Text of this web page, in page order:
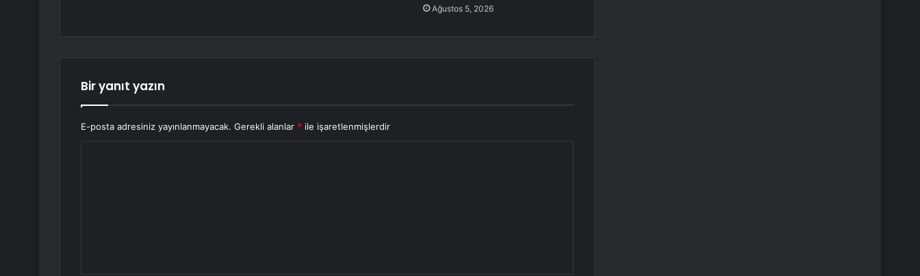
Ağustos 5, 2026
Bir yanıt yazın
E-posta adresiniz yayınlanmayacak. Gerekli alanlar * ile işaretlenmişlerdir